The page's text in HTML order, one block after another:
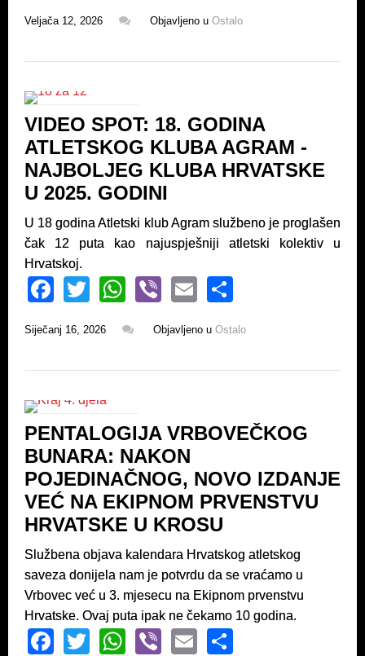
c
e
o
k
tt
er
at
s
p
er ail ar
e
Veljača 12, 2026 Objavljeno u Ostalo
VIDEO SPOT: 18. GODINA
ATLETSKOG KLUBA AGRAM -
NAJBOLJEG KLUBA HRVATSKE
U 2025. GODINI
U 18 godina Atletski klub Agram službeno je proglašen
čak 12 puta kao najuspješniji atletski kolektiv u
Hrvatskoj.
F
c
e
o
k
T
tt
er
W
at
s
p
Vi
er
E
ail ar
e
Siječanj 16, 2026 Objavljeno u Ostalo
PENTALOGIJA VRBOVEČKOG
BUNARA: NAKON
POJEDINAČNOG, NOVO IZDANJE
VEĆ NA EKIPNOM PRVENSTVU
HRVATSKE U KROSU
Službena objava kalendara Hrvatskog atletskog
saveza donijela nam je potvrdu da se vraćamo u
Vrbovec već u 3. mjesecu na Ekipnom prvenstvu
Hrvatske. Ovaj puta ipak ne čekamo 10 godina.
F
T
W
Vi
E